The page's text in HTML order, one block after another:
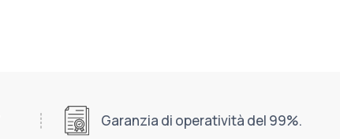
Garanzia di operatività del 99%.